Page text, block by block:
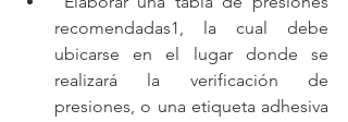
recomendadas1, la cual debe
ubicarse en el lugar donde se
realizará la verificación de
presiones, o una etiqueta adhesiva